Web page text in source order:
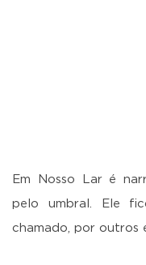
Em Nosso Lar é
pelo umbral. Ele
chamado, por outros